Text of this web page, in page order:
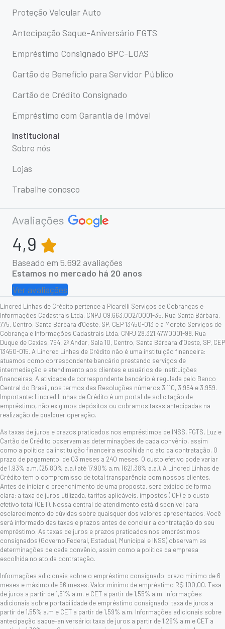
Proteção Veicular Auto
Antecipação Saque-Aniversário FGTS
Empréstimo Consignado BPC-LOAS
Cartão de Benefício para Servidor Público
Cartão de Crédito Consignado
Empréstimo com Garantia de Imóvel
Institucional
Sobre nós
Lojas
Trabalhe conosco
4,9
Baseado em 5.692 avaliações
Estamos no mercado há 20 anos
Ver avaliações
Lincred Linhas de Crédito pertence a Picarelli Serviços de Cobranças e
Informações Cadastrais Ltda. CNPJ 09.663.002/0001-35. Rua Santa Bárbara,
775, Centro, Santa Bárbara d'Oeste, SP, CEP 13450-013 e a Moreto Serviços de
Cobrança e Informações Cadastrais Ltda. CNPJ 28.321.477/0001-98. Rua
Duque de Caxias, 764, 2º Andar, Sala 10, Centro, Santa Bárbara d’Oeste, SP, CEP
13450-015. A Lincred Linhas de Crédito não é uma instituição financeira:
atuamos como correspondente bancário prestando serviços de
intermediação e atendimento aos clientes e usuários de instituições
financeiras. A atividade de correspondente bancário é regulada pelo Banco
Central do Brasil, nos termos das Resoluções números 3.110, 3.954 e 3.959.
Importante: Lincred Linhas de Crédito é um portal de solicitação de
empréstimo, não exigimos depósitos ou cobramos taxas antecipadas na
realização de qualquer operação.
As taxas de juros e prazos praticados nos empréstimos de INSS, FGTS, Luz e
Cartão de Crédito observam as determinações de cada convênio, assim
como a política da instituição financeira escolhida no ato da contratação. O
prazo de pagamento: de 03 meses a 240 meses. O custo efetivo pode variar
de 1,93% a.m. (25,80% a.a.) até 17,90% a.m. (621,38% a.a.). A Lincred Linhas de
Crédito tem o compromisso de total transparência com nossos clientes.
Antes de iniciar o preenchimento de uma proposta, será exibido de forma
clara: a taxa de juros utilizada, tarifas aplicáveis, impostos (IOF) e o custo
efetivo total (CET). Nossa central de atendimento está disponível para
esclarecimento de dúvidas sobre quaisquer dos valores apresentados. Você
será informado das taxas e prazos antes de concluir a contratação do seu
empréstimo. As taxas de juros e prazos praticados nos empréstimos
consignados (Governo Federal, Estadual, Municipal e INSS) observam as
determinações de cada convênio, assim como a política da empresa
escolhida no ato da contratação.
Informações adicionais sobre o empréstimo consignado: prazo mínimo de 6
meses e máximo de 96 meses. Valor mínimo de empréstimo R$ 100,00. Taxa
de juros a partir de 1,51% a.m. e CET a partir de 1,55% a.m. Informações
adicionais sobre portabilidade de empréstimo consignado: taxa de juros a
partir de 1,55% a.m e CET a partir de 1,59% a.m. Informações adicionais sobre
antecipação saque-aniversário: taxa de juros a partir de 1,29% a.m e CET a